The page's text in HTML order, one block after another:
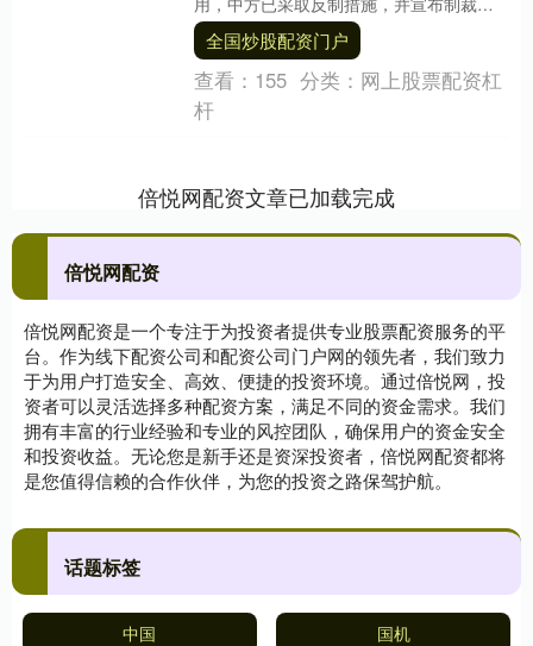
华海洋株式会社5家美国相关子公司。消息
一经公布....
全国炒股配资门户
查看： 155 分类： 网上股票配资杠
杆
倍悦网配资文章已加载完成
倍悦网配资
倍悦网配资是一个专注于为投资者提供专业股票配资服务的平
台。作为线下配资公司和配资公司门户网的领先者，我们致力
于为用户打造安全、高效、便捷的投资环境。通过倍悦网，投
资者可以灵活选择多种配资方案，满足不同的资金需求。我们
拥有丰富的行业经验和专业的风控团队，确保用户的资金安全
和投资收益。无论您是新手还是资深投资者，倍悦网配资都将
是您值得信赖的合作伙伴，为您的投资之路保驾护航。
话题标签
中国 国机